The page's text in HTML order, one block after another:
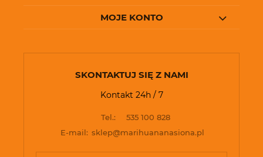
MOJE KONTO
SKONTAKTUJ SIĘ Z NAMI
Kontakt 24h / 7
Tel.:
535 100 828
E-mail: sklep@marihuananasiona.pl